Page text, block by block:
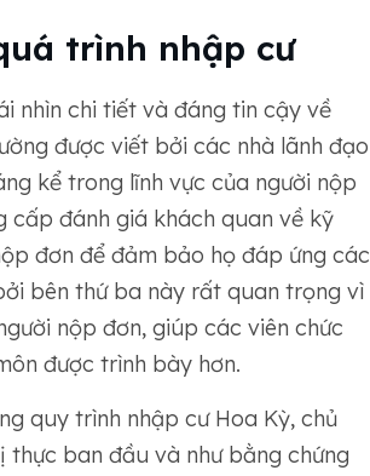
trình nhập cư
nhìn chi tiết và đáng tin cậy về
được viết bởi các nhà lãnh đạo
kể trong lĩnh vực của người nộp
cấp đánh giá khách quan về kỹ
đơn để đảm bảo họ đáp ứng các
bên thứ ba này rất quan trọng vì
nộp đơn, giúp các viên chức
được trình bày hơn.
quy trình nhập cư Hoa Kỳ, chủ
ban đầu và như bằng chứng